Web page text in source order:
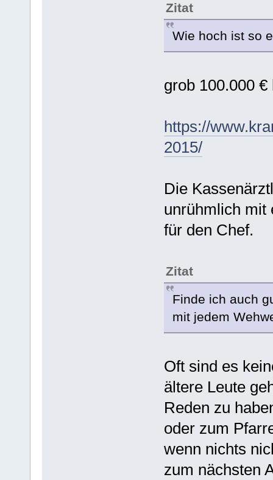
Zitat
Wie hoch ist so
grob 100.000
https://
2015/
Die
unrühmlich mit
für den Chef.
Zitat
Finde ich auch
mit jedem
Oft sind es
ältere Leute
Reden zu
oder zum
wenn nichts
zum nächsten